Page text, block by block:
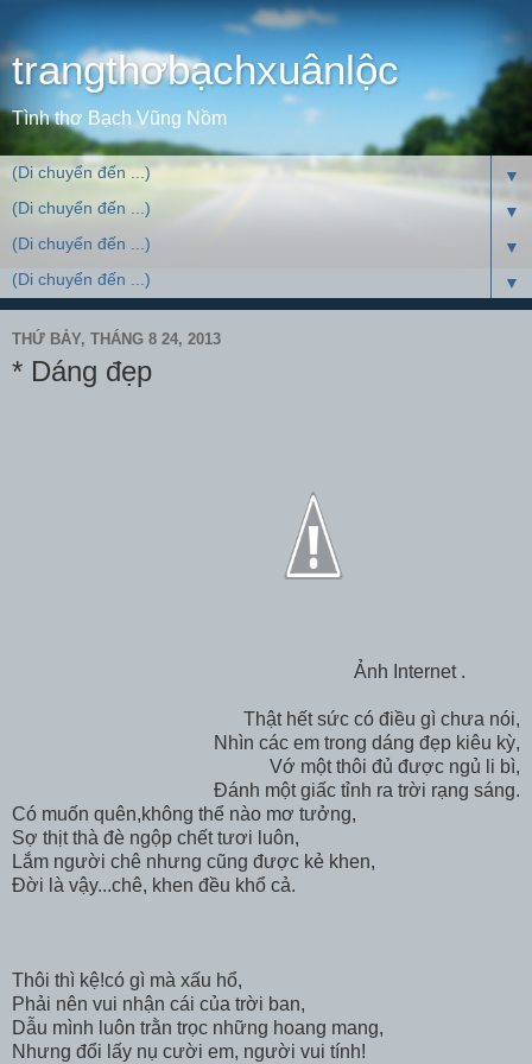
trangthơbạchxuânlộc
Tình thơ Bạch Vũng Nồm
▼
▼
▼
▼
THỨ BẢY, THÁNG 8 24, 2013
* Dáng đẹp
Ảnh Internet .
Thật hết sức có điều gì chưa nói,
Nhìn các em trong dáng đẹp kiêu kỳ,
Vớ một thôi đủ được ngủ li bì,
Đánh một giấc tỉnh ra trời rạng sáng.
Có muốn quên,không thể nào mơ tưởng,
Sợ thịt thà đè ngộp chết tươi luôn,
Lắm người chê nhưng cũng được kẻ khen,
Đời là vậy...chê, khen đều khổ cả.
Thôi thì kệ!có gì mà xấu hổ,
Phải nên vui nhận cái của trời ban,
Dẫu mình luôn trằn trọc những hoang mang,
Nhưng đổi lấy nụ cười em, người vui tính!